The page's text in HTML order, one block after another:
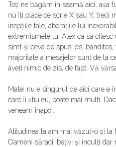
Toți ne băgăm în seamă aici, așa
nu îți place ce scrie X sau Y, treci
inepțiile tale, aberațiile lui
extremismele lui Alex ca sa citesc
simt și ceva de spus: ds,
majoritate a mesajelor sunt de la
aveți nimic de zis, de fapt. Vă
Matei nu e singurul de aici care e
care îi știu eu, poate mai multi.
veneam înapoi.
Atitudinea ta am mai văzut-o și la
Oameni săraci, bețivi și inculți dar